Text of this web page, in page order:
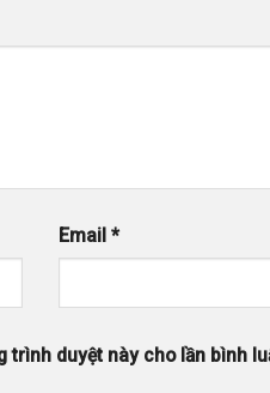
Email*
duyệt này cho lần bình